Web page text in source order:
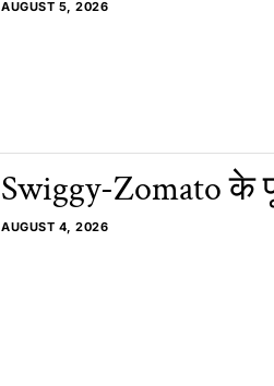
AUGUST 5, 2026
Swiggy-Zomato के
AUGUST 4, 2026